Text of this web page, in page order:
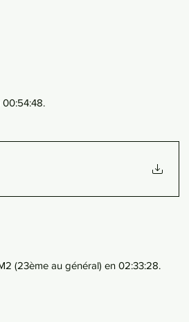
00:54:48.
(23ème au général) en 02:33:28.